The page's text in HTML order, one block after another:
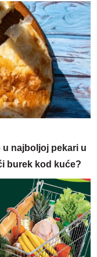
u najboljoj pekari u
burek kod kuće?